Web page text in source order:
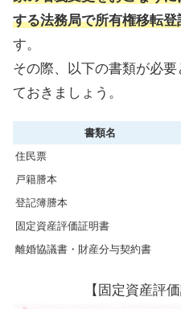
する法務局で所有権移転
す。
その際、以下の書類が必
ておきましょう。
書類名
住民票
戸籍謄本
登記簿謄本
固定資産評価証明書
離婚協議書・財産分与契約書
【固定資産評